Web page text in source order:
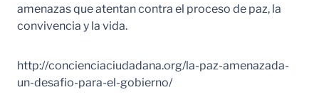
amenazas que atentan contra el proceso de paz, la
convivencia y la vida.
http://concienciaciudadana.org/la-paz-amenazada-
un-desafio-para-el-gobierno/